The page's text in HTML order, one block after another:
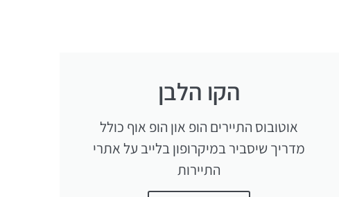
הקו הלבן
אוטובוס התיירים הופ און הופ אוף כולל
מדריך שיסביר במיקרופון בלייב על אתרי
התיירות